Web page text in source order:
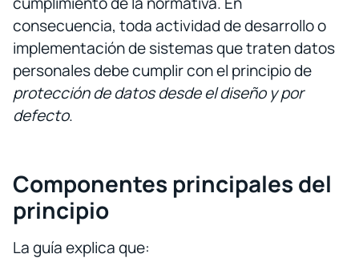
consecuencia, toda actividad de desarrollo o
implementación de sistemas que traten datos
personales debe cumplir con el principio de
protección de datos desde el diseño y por
defecto.
Componentes principales del
principio
La guía explica que: